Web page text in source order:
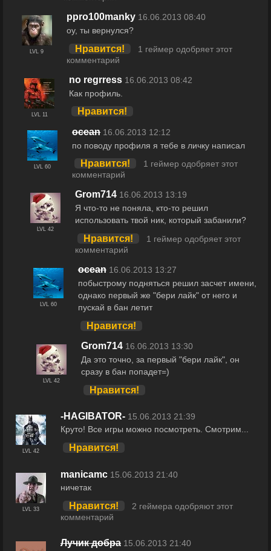
LVL 9
ppro100manky 16.06.2013 08:40
оу, ты вернулся?
Нравится!
1 геймер одобряет этот
комментарий
LVL 11
no regrress 16.06.2013 08:42
Как профиль.
Нравится!
LVL 60
ocean 16.06.2013 12:12
по поводу профиля я тебе в личку написал
Нравится!
1 геймер одобряет этот
комментарий
LVL 42
Grom714 16.06.2013 13:19
Я что-то не поняла, кто-то решил
использовать твой ник, который забанили?
Нравится!
1 геймер одобряет этот
комментарий
LVL 60
ocean 16.06.2013 13:27
побыстрому подняться решил засчет имени,
однако первый же "бери лайк" от него и
пускай в бан летит
Нравится!
LVL 42
Grom714 16.06.2013 13:30
Да это точно, за первый "бери лайк", он
сразу в бан попадет=)
Нравится!
LVL 42
-HAGIBATOR- 15.06.2013 21:39
Круто! Все игры можно посмотреть. Смотрим...
Нравится!
LVL 33
manicamc 15.06.2013 21:40
ничетак
Нравится!
2 геймера одобряют этот
комментарий
Лучик добра 15.06.2013 21:40